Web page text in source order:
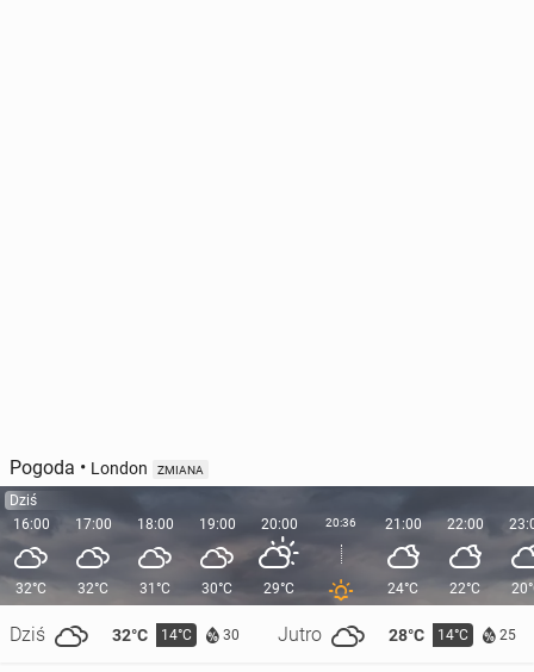
Pogoda • London ZMIANA
Dziś
16:00
32°C
Dziś 32°C 14°C 30 Jutro 28°C 14°C 25
17:00
32°C
18:00
31°C
19:00
30°C
20:00
29°C
20:36 21:00
24°C
22:00
22°C